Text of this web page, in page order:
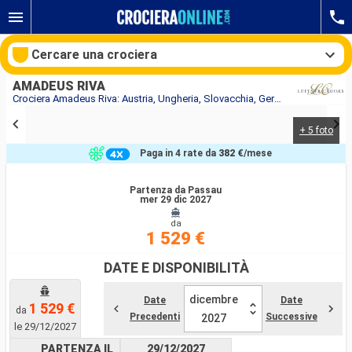
Crociera Amadeus Riva: Austria, Ungheria, Slovacchia, Germania in partenza da Passau
AMADEUS RIVA
+ 5 foto
Partenza da Passau
mer 29 dic 2027
da
1 529 €
Paga in 4 rate da382 €/mese
DATE E DISPONIBILITÀ
da 1 529 €
le 29/12/2027
Date
Precedenti
dicembre
2027
Date
Successive
PARTENZA IL 29/12/2027
Cercare una crociera
Le nostre destinazioni